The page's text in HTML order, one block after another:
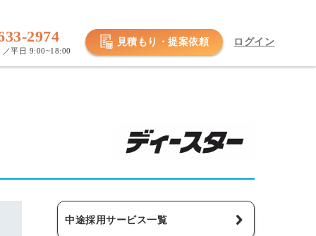
2974
／平日 9:00~18:00
見積もり・提案依頼 ログイン
中途採用サービス一覧